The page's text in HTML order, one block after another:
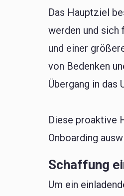
Das Hauptziel
werden und
und einer
von Bedenken
Übergang in das
Diese proaktive
Onboarding
Schaffung
Um ein